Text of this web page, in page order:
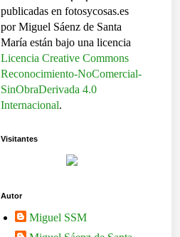
publicadas en fotosycosas.es
por Miguel Sáenz de Santa
María están bajo una licencia
Licencia Creative Commons
Reconocimiento-NoComercial-
SinObraDerivada 4.0
Internacional.
Visitantes
Autor
Miguel SSM